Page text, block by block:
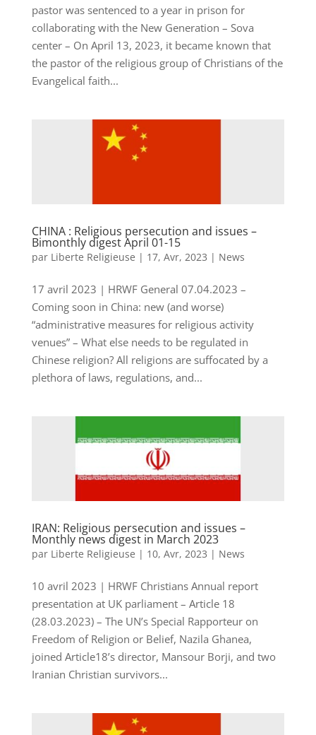
pastor was sentenced to a year in prison for
collaborating with the New Generation – Sova
center – On April 13, 2023, it became known that
the pastor of the religious group of Christians of the
Evangelical faith...
CHINA : Religious persecution and issues –
Bimonthly digest April 01-15
par Liberte Religieuse | 17, Avr, 2023 | News
17 avril 2023 | HRWF General 07.04.2023 –
Coming soon in China: new (and worse)
“administrative measures for religious activity
venues” – What else needs to be regulated in
Chinese religion? All religions are suffocated by a
plethora of laws, regulations, and...
IRAN: Religious persecution and issues –
Monthly news digest in March 2023
par Liberte Religieuse | 10, Avr, 2023 | News
10 avril 2023 | HRWF Christians Annual report
presentation at UK parliament – Article 18
(28.03.2023) – The UN’s Special Rapporteur on
Freedom of Religion or Belief, Nazila Ghanea,
joined Article18’s director, Mansour Borji, and two
Iranian Christian survivors...